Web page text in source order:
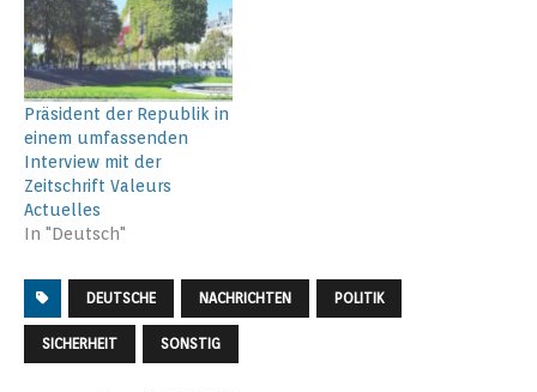
Präsident der Republik in
einem umfassenden
Interview mit der
Zeitschrift Valeurs
Actuelles
In "Deutsch"
DEUTSCHE NACHRICHTEN POLITIK
SICHERHEIT SONSTIG